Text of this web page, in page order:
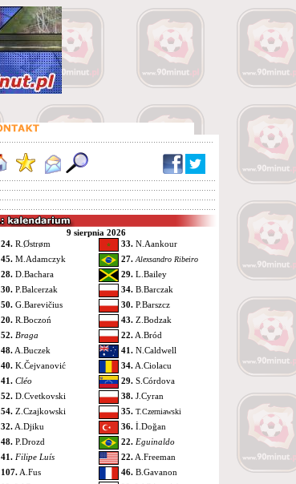
9 sierpnia 2026
24.R.Østrøm 33.N.Aankour
45.M.Adamczyk 27. Alexsandro Ribeiro
28.D.Bachara 29.L.Bailey
30.P.Balcerzak 34.B.Barczak
50.G.Barevičius 30.P.Barszcz
20.R.Boczoń 43.Z.Bodzak
52. Braga 22.A.Bród
48.A.Buczek 41.N.Caldwell
40.K.Čejvanović 34.A.Ciolacu
41. Cléo 29.S.Córdova
52.D.Cvetkovski 38.J.Cyran
54.Z.Czajkowski 35. T.Czerniawski
32.A.Djiku 36.İ.Doğan
48.P.Drozd 22. Eguinaldo
41. Filipe Luís 22.A.Freeman
107.A.Fus 46.B.Gavanon